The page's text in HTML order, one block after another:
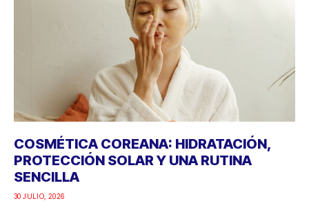
COSMÉTICA COREANA: HIDRATACIÓN,
PROTECCIÓN SOLAR Y UNA RUTINA
SENCILLA
30 JULIO, 2026